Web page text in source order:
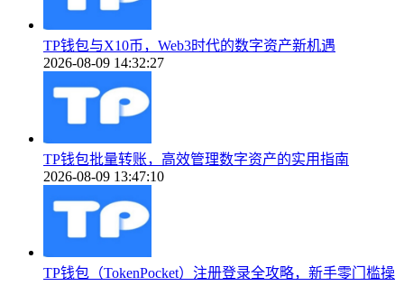
TP钱包与X10币，Web3时代的数字资产新机遇
2026-08-09 14:32:27
TP钱包批量转账，高效管理数字资产的实用指南
2026-08-09 13:47:10
TP钱包（TokenPocket）注册登录全攻略，新手零门槛操